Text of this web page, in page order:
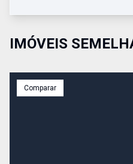
IMÓVEIS
Comparar